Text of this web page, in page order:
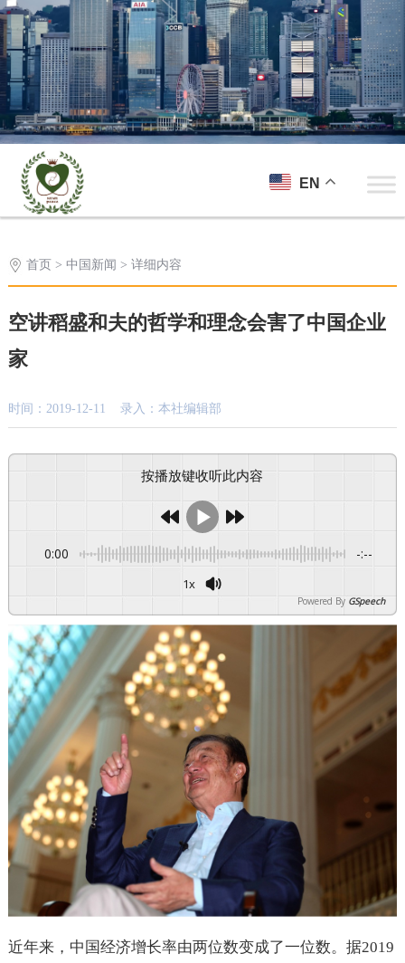
EN
首页 > 中国新闻 > 详细内容
空讲稻盛和夫的哲学和理念会害了中国企业
家
时间：2019-12-11 录入：本社编辑部
按播放键收听此内容
0:00 -:--
1x
Powered By GSpeech
近年来，中国经济增长率由两位数变成了一位数。据2019